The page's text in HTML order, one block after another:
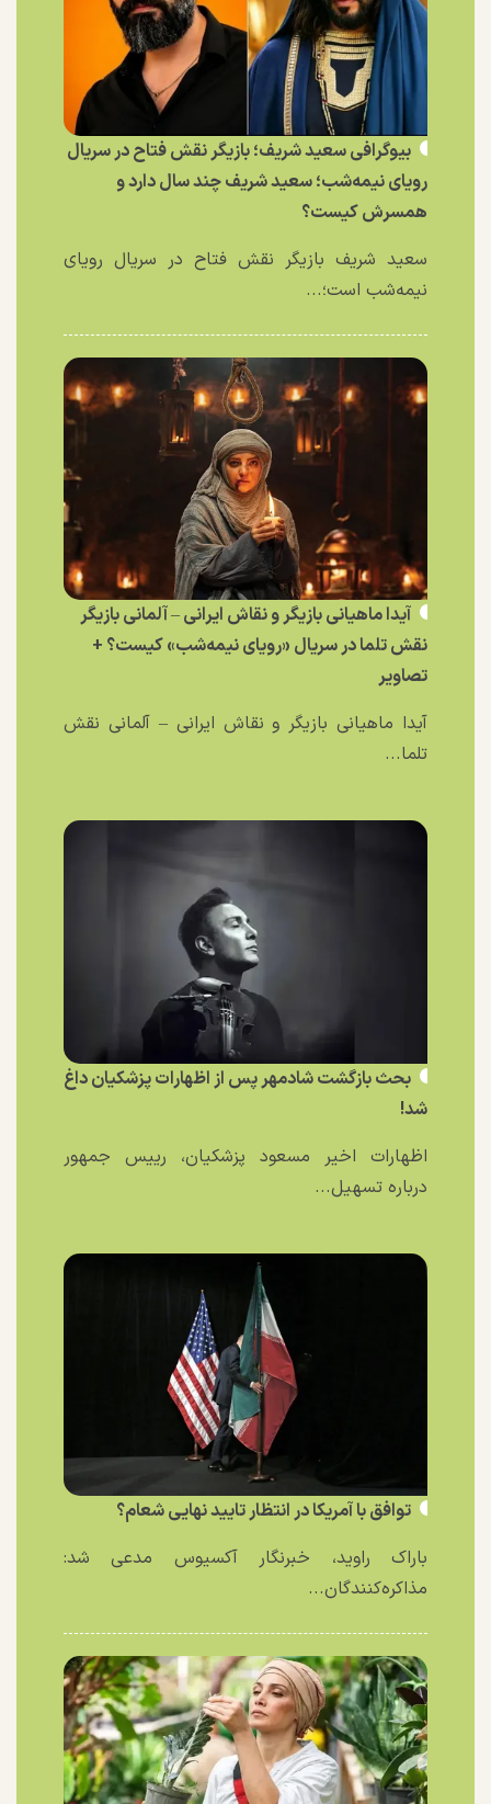
بیوگرافی سعید شریف؛ بازیگر نقش فتاح در سریال
رویای نیمه‌شب؛ سعید شریف چند سال دارد و
همسرش کیست؟
سعید شریف بازیگر نقش فتاح در سریال رویای
نیمه‌شب است؛...
آیدا ماهیانی بازیگر و نقاش ایرانی – آلمانی بازیگر
نقش تلما در سریال «رویای نیمه‌شب» کیست؟ +
تصاویر
آیدا ماهیانی بازیگر و نقاش ایرانی – آلمانی نقش
تلما...
بحث بازگشت شادمهر پس از اظهارات پزشکیان داغ
شد!
اظهارات اخیر مسعود پزشکیان، رییس جمهور
درباره تسهیل...
توافق با آمریکا در انتظار تایید نهایی شعام؟
باراک راوید، خبرنگار آکسیوس مدعی شد:
مذاکره‌کنندگان...